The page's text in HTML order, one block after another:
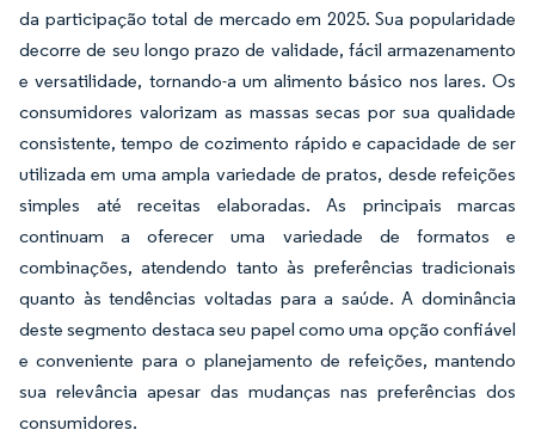
da participação total de mercado em 2025. Sua popularidade
decorre de seu longo prazo de validade, fácil armazenamento
e versatilidade, tornando-a um alimento básico nos lares. Os
consumidores valorizam as massas secas por sua qualidade
consistente, tempo de cozimento rápido e capacidade de ser
utilizada em uma ampla variedade de pratos, desde refeições
simples até receitas elaboradas. As principais marcas
continuam a oferecer uma variedade de formatos e
combinações, atendendo tanto às preferências tradicionais
quanto às tendências voltadas para a saúde. A dominância
deste segmento destaca seu papel como uma opção confiável
e conveniente para o planejamento de refeições, mantendo
sua relevância apesar das mudanças nas preferências dos
consumidores.